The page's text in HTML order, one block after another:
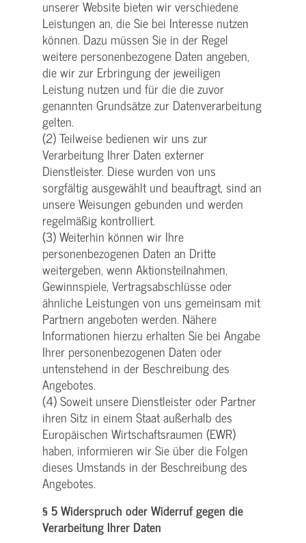
unserer Website bieten wir verschiedene
Leistungen an, die Sie bei Interesse nutzen
können. Dazu müssen Sie in der Regel
weitere personenbezogene Daten angeben,
die wir zur Erbringung der jeweiligen
Leistung nutzen und für die die zuvor
genannten Grundsätze zur Datenverarbeitung
gelten.
(2) Teilweise bedienen wir uns zur
Verarbeitung Ihrer Daten externer
Dienstleister. Diese wurden von uns
sorgfältig ausgewählt und beauftragt, sind an
unsere Weisungen gebunden und werden
regelmäßig kontrolliert.
(3) Weiterhin können wir Ihre
personenbezogenen Daten an Dritte
weitergeben, wenn Aktionsteilnahmen,
Gewinnspiele, Vertragsabschlüsse oder
ähnliche Leistungen von uns gemeinsam mit
Partnern angeboten werden. Nähere
Informationen hierzu erhalten Sie bei Angabe
Ihrer personenbezogenen Daten oder
untenstehend in der Beschreibung des
Angebotes.
(4) Soweit unsere Dienstleister oder Partner
ihren Sitz in einem Staat außerhalb des
Europäischen Wirtschaftsraumen (EWR)
haben, informieren wir Sie über die Folgen
dieses Umstands in der Beschreibung des
Angebotes.
§ 5 Widerspruch oder Widerruf gegen die
Verarbeitung Ihrer Daten